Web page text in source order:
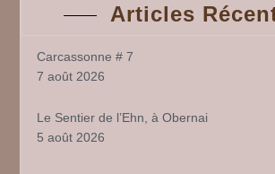
Articles
Carcassonne # 7
7 août 2026
Le Sentier de l’Ehn, à Obernai
5 août 2026